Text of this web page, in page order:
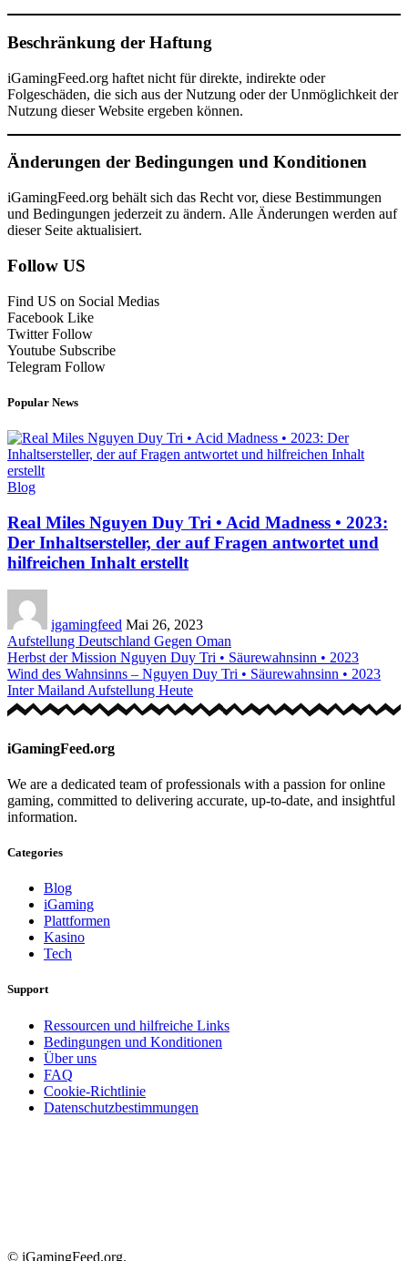
Beschränkung der Haftung
iGamingFeed.org haftet nicht für direkte, indirekte oder
Folgeschäden, die sich aus der Nutzung oder der Unmöglichkeit der
Nutzung dieser Website ergeben können.
Änderungen der Bedingungen und Konditionen
iGamingFeed.org behält sich das Recht vor, diese Bestimmungen
und Bedingungen jederzeit zu ändern. Alle Änderungen werden auf
dieser Seite aktualisiert.
Follow US
Find US on Social Medias
Facebook Like
Twitter Follow
Youtube Subscribe
Telegram Follow
Popular News
Blog
Real Miles Nguyen Duy Tri • Acid Madness • 2023:
Der Inhaltsersteller, der auf Fragen antwortet und
hilfreichen Inhalt erstellt
igamingfeed Mai 26, 2023
Aufstellung Deutschland Gegen Oman
Herbst der Mission Nguyen Duy Tri • Säurewahnsinn • 2023
Wind des Wahnsinns – Nguyen Duy Tri • Säurewahnsinn • 2023
Inter Mailand Aufstellung Heute
iGamingFeed.org
We are a dedicated team of professionals with a passion for online
gaming, committed to delivering accurate, up-to-date, and insightful
information.
Categories
Blog
iGaming
Plattformen
Kasino
Tech
Support
Ressourcen und hilfreiche Links
Bedingungen und Konditionen
Über uns
FAQ
Cookie-Richtlinie
Datenschutzbestimmungen
© iGamingFeed.org.